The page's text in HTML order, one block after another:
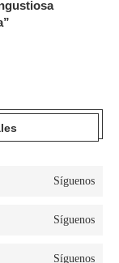
Síguenos
Síguenos
Síguenos